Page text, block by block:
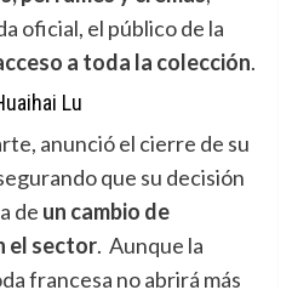
oficial, el público de la
a toda la colección.
Lu
anunció el cierre de su
que su decisión
de un cambio de
el sector. Aunque la
francesa no abrirá más